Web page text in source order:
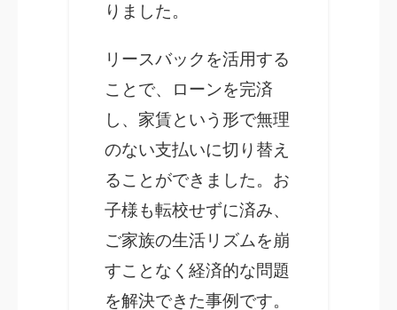
りました。
リースバックを活用する
ことで、ローンを完済
し、家賃という形で無理
のない支払いに切り替え
ることができました。お
子様も転校せずに済み、
ご家族の生活リズムを崩
すことなく経済的な問題
を解決できた事例です。